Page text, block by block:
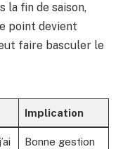
la fin de saison,
point devient
faire basculer le
Implication
Bonne gestion